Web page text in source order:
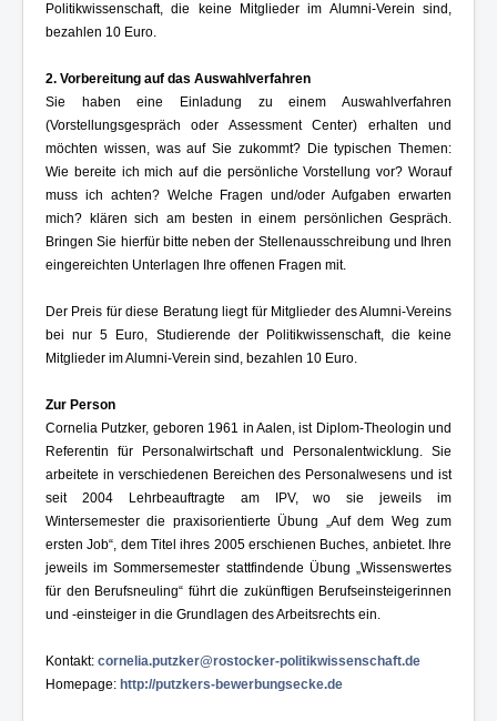
Politikwissenschaft, die keine Mitglieder im Alumni-Verein sind,
bezahlen 10 Euro.
2. Vorbereitung auf das Auswahlverfahren
Sie haben eine Einladung zu einem Auswahlverfahren
(Vorstellungsgespräch oder Assessment Center) erhalten und
möchten wissen, was auf Sie zukommt? Die typischen Themen:
Wie bereite ich mich auf die persönliche Vorstellung vor? Worauf
muss ich achten? Welche Fragen und/oder Aufgaben erwarten
mich? klären sich am besten in einem persönlichen Gespräch.
Bringen Sie hierfür bitte neben der Stellenausschreibung und Ihren
eingereichten Unterlagen Ihre offenen Fragen mit.
Der Preis für diese Beratung liegt für Mitglieder des Alumni-Vereins
bei nur 5 Euro, Studierende der Politikwissenschaft, die keine
Mitglieder im Alumni-Verein sind, bezahlen 10 Euro.
Zur Person
Cornelia Putzker, geboren 1961 in Aalen, ist Diplom-Theologin und
Referentin für Personalwirtschaft und Personalentwicklung. Sie
arbeitete in verschiedenen Bereichen des Personalwesens und ist
seit 2004 Lehrbeauftragte am IPV, wo sie jeweils im
Wintersemester die praxisorientierte Übung „Auf dem Weg zum
ersten Job“, dem Titel ihres 2005 erschienen Buches, anbietet. Ihre
jeweils im Sommersemester stattfindende Übung „Wissenswertes
für den Berufsneuling“ führt die zukünftigen Berufseinsteigerinnen
und -einsteiger in die Grundlagen des Arbeitsrechts ein.
Kontakt: cornelia.putzker@rostocker-politikwissenschaft.de
Homepage: http://putzkers-bewerbungsecke.de